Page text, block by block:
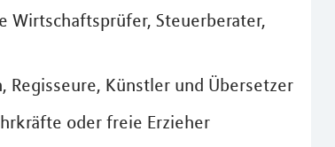
Wirtschaftsprüfer, Steuerberater,
Künstler und Übersetzer
oder freie Erzieher